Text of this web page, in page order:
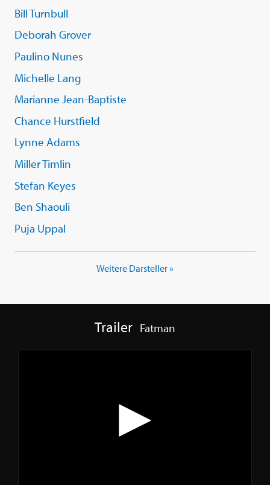
Bill Turnbull
Deborah Grover
Paulino Nunes
Michelle Lang
Marianne Jean-Baptiste
Chance Hurstfield
Lynne Adams
Miller Timlin
Stefan Keyes
Ben Shaouli
Puja Uppal
Weitere Darsteller »
Trailer Fatman